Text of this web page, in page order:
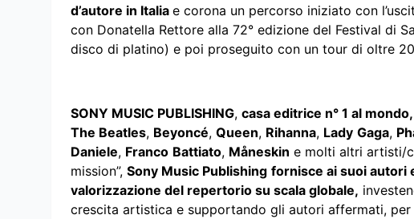
d’autore in Italia e corona un percorso iniziato con
con Donatella Rettore alla 72° edizione del Festival di
disco di platino) e poi proseguito con un tour di oltre
SONY MUSIC PUBLISHING, casa editrice n° 1 al
The Beatles, Beyoncé, Queen, Rihanna, Lady Gaga,
Daniele, Franco Battiato, Måneskin e molti altri artisti/
mission”, Sony Music Publishing fornisce ai suoi autori
valorizzazione del repertorio su scala globale,
crescita artistica e supportando gli autori affermati,